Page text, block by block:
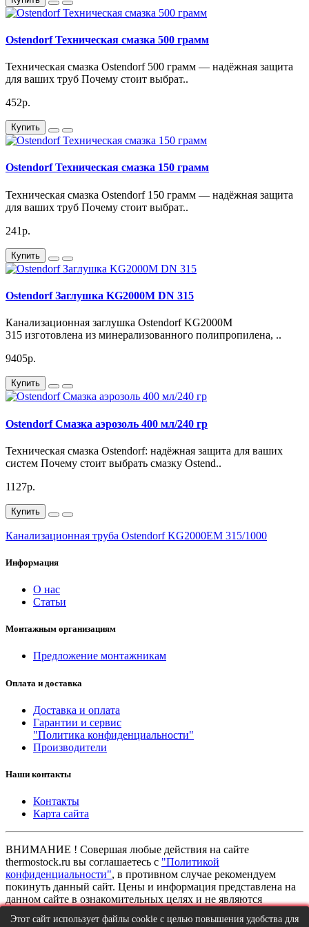
Серия бренда – KG2000EM
Уплотнение – Резиновые уплотнительные кольца
канализационных систем объектах. Она обеспечивает надежную и
обслуживания.
Ostendorf Техническая смазка 500 грамм
Техническая смазка Ostendorf 500 грамм — надёжная защита
для ваших труб Почему стоит выбрат..
452р.
Купить
Ostendorf Техническая смазка 150 грамм
Техническая смазка Ostendorf 150 грамм — надёжная защита
для ваших труб Почему стоит выбрат..
241р.
Купить
Ostendorf Заглушка KG2000M DN 315
Канализационная заглушка Ostendorf KG2000M
315 изготовлена из минерализованного полипропилена, ..
9405р.
Купить
Ostendorf Смазка аэрозоль 400 мл/240 гр
Техническая смазка Ostendorf: надёжная защита для ваших
систем Почему стоит выбрать смазку Ostend..
1127р.
Купить
Канализационная труба Ostendorf KG2000EM 315/1000
Информация
О нас
Статьи
Монтажным организациям
Предложение монтажникам
Оплата и доставка
Доставка и оплата
Гарантии и сервис
"Политика конфиденциальности"
Производители
Наши контакты
Контакты
Карта сайта
ВНИМАНИЕ ! Совершая любые действия на сайте
thermostock.ru вы соглашаетесь с "Политикой
конфиденциальности", в противном случае рекомендуем
покинуть данный сайт. Цены и информация представлена на
данном сайте в ознакомительных целях и не являются
ТермоСток - все для отопления и водоснабжения © 2026
Этот сайт использует файлы cookie с целью повышения удобства для